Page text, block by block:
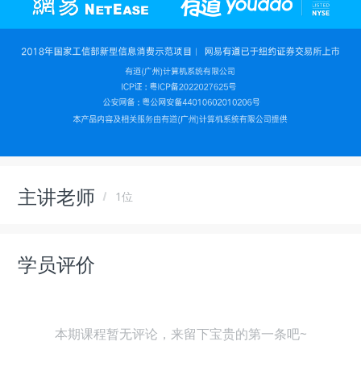
主讲老师 1位
学员评价
本期课程暂无评论，来留下宝贵的第一条吧~